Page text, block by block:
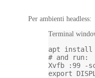
Per ambienti headless:
Terminal
apt install
# and run:
Xvfb
:99 -
export